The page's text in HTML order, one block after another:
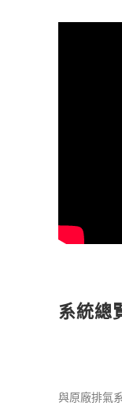
系統總
與原廠排氣